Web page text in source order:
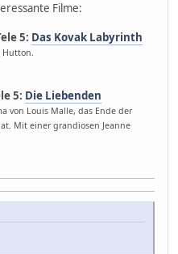
Filme:
5: Das Kovak Labyrinth
Hutton.
5: Die Liebenden
von Louis Malle, das Ende der
Mit einer grandiosen Jeanne